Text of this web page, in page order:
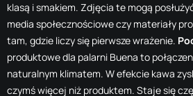
klasą i smakiem. Zdjęcia te mogą
media społecznościowe czy materiały
tam, gdzie liczy się pierwsze wrażenie.
produktowe dla palarni Buena to
naturalnym klimatem. W efekcie kawa
czymś więcej niż produktem. Staje się